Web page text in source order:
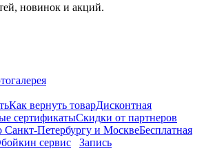
новинок и акций.
Как вернуть товарДисконтная
сертификатыСкидки от партнеров
Санкт-Петербургу и МосквеБесплатная
сервис
Запись